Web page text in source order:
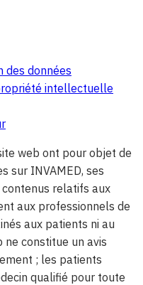
des données
intellectuelle
web ont pour objet de
sur INVAMED, ses
relatifs aux
aux professionnels de
aux patients ni au
ne constitue un avis
; les patients
qualifié pour toute